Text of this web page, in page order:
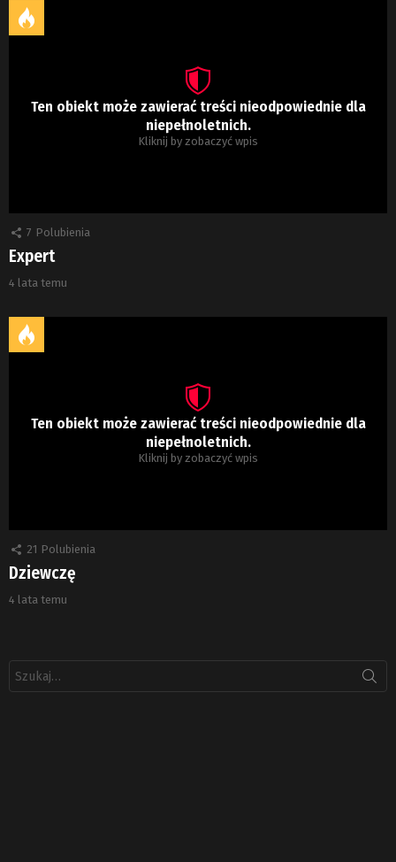
Ten obiekt może zawierać treści nieodpowiednie dla
niepełnoletnich.
Kliknij by zobaczyć wpis
7 Polubienia
Expert
4 lata temu
Ten obiekt może zawierać treści nieodpowiednie dla
niepełnoletnich.
Kliknij by zobaczyć wpis
21 Polubienia
Dziewczę
4 lata temu